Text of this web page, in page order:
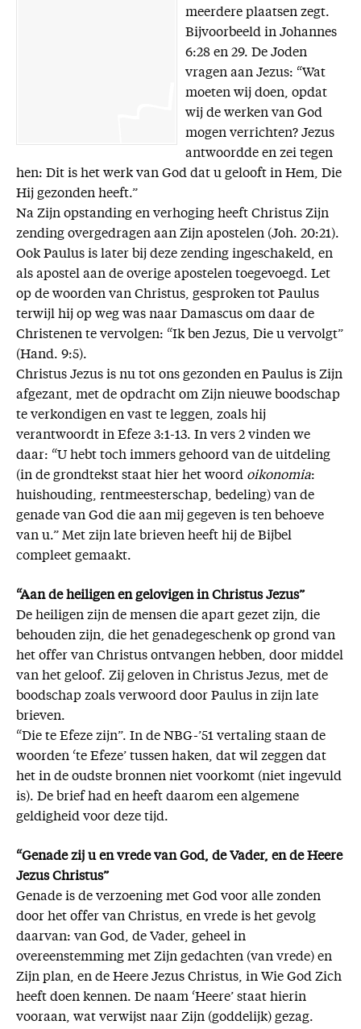
meerdere plaatsen zegt.
Bijvoorbeeld in Johannes
6:28 en 29. De Joden
vragen aan Jezus: “Wat
moeten wij doen, opdat
wij de werken van God
mogen verrichten? Jezus
antwoordde en zei tegen
hen: Dit is het werk van God dat u gelooft in Hem, Die
Hij gezonden heeft.”
Na Zijn opstanding en verhoging heeft Christus Zijn
zending overgedragen aan Zijn apostelen (Joh. 20:21).
Ook Paulus is later bij deze zending ingeschakeld, en
als apostel aan de overige apostelen toegevoegd. Let
op de woorden van Christus, gesproken tot Paulus
terwijl hij op weg was naar Damascus om daar de
Christenen te vervolgen: “Ik ben Jezus, Die u vervolgt”
(Hand. 9:5).
Christus Jezus is nu tot ons gezonden en Paulus is Zijn
afgezant, met de opdracht om Zijn nieuwe boodschap
te verkondigen en vast te leggen, zoals hij
verantwoordt in Efeze 3:1-13. In vers 2 vinden we
daar: “U hebt toch immers gehoord van de uitdeling
(in de grondtekst staat hier het woord oikonomia:
huishouding, rentmeesterschap, bedeling) van de
genade van God die aan mij gegeven is ten behoeve
van u.” Met zijn late brieven heeft hij de Bijbel
compleet gemaakt.
“Aan de heiligen en gelovigen in Christus Jezus”
De heiligen zijn de mensen die apart gezet zijn, die
behouden zijn, die het genadegeschenk op grond van
het offer van Christus ontvangen hebben, door middel
van het geloof. Zij geloven in Christus Jezus, met de
boodschap zoals verwoord door Paulus in zijn late
brieven.
“Die te Efeze zijn”. In de NBG-’51 vertaling staan de
woorden ‘te Efeze’ tussen haken, dat wil zeggen dat
het in de oudste bronnen niet voorkomt (niet ingevuld
is). De brief had en heeft daarom een algemene
geldigheid voor deze tijd.
“Genade zij u en vrede van God, de Vader, en de Heere
Jezus Christus”
Genade is de verzoening met God voor alle zonden
door het offer van Christus, en vrede is het gevolg
daarvan: van God, de Vader, geheel in
overeenstemming met Zijn gedachten (van vrede) en
Zijn plan, en de Heere Jezus Christus, in Wie God Zich
heeft doen kennen. De naam ‘Heere’ staat hierin
vooraan, wat verwijst naar Zijn (goddelijk) gezag.